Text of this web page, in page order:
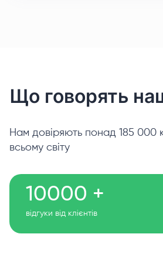
Що говорять
Нам довіряють понад 185 000
всьому світу
10000 +
відгуки від клієнтів